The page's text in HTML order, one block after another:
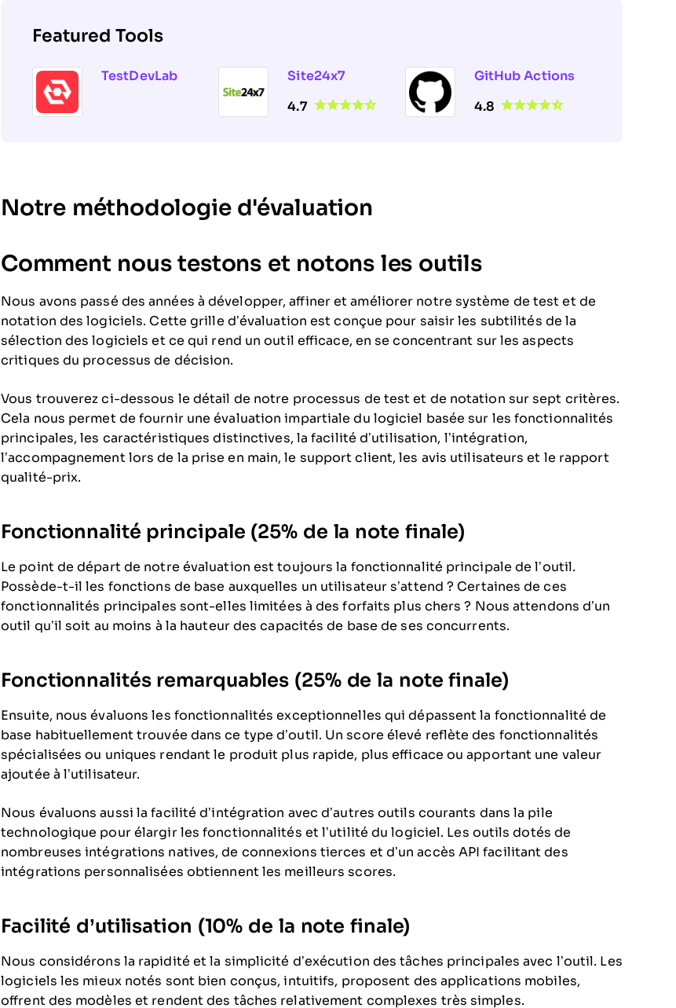
Featured Tools
TestDevLab Site24x7
4.7
GitHub Actions
4.8
Notre méthodologie d'évaluation
Comment nous testons et notons les outils
Nous avons passé des années à développer, affiner et améliorer notre système de test et de
notation des logiciels. Cette grille d’évaluation est conçue pour saisir les subtilités de la
sélection des logiciels et ce qui rend un outil efficace, en se concentrant sur les aspects
critiques du processus de décision.
Vous trouverez ci-dessous le détail de notre processus de test et de notation sur sept critères.
Cela nous permet de fournir une évaluation impartiale du logiciel basée sur les fonctionnalités
principales, les caractéristiques distinctives, la facilité d’utilisation, l’intégration,
l’accompagnement lors de la prise en main, le support client, les avis utilisateurs et le rapport
qualité-prix.
Fonctionnalité principale (25% de la note finale)
Le point de départ de notre évaluation est toujours la fonctionnalité principale de l’outil.
Possède-t-il les fonctions de base auxquelles un utilisateur s’attend ? Certaines de ces
fonctionnalités principales sont-elles limitées à des forfaits plus chers ? Nous attendons d’un
outil qu’il soit au moins à la hauteur des capacités de base de ses concurrents.
Fonctionnalités remarquables (25% de la note finale)
Ensuite, nous évaluons les fonctionnalités exceptionnelles qui dépassent la fonctionnalité de
base habituellement trouvée dans ce type d’outil. Un score élevé reflète des fonctionnalités
spécialisées ou uniques rendant le produit plus rapide, plus efficace ou apportant une valeur
ajoutée à l’utilisateur.
Nous évaluons aussi la facilité d’intégration avec d’autres outils courants dans la pile
technologique pour élargir les fonctionnalités et l’utilité du logiciel. Les outils dotés de
nombreuses intégrations natives, de connexions tierces et d’un accès API facilitant des
intégrations personnalisées obtiennent les meilleurs scores.
Facilité d’utilisation (10% de la note finale)
Nous considérons la rapidité et la simplicité d’exécution des tâches principales avec l’outil. Les
logiciels les mieux notés sont bien conçus, intuitifs, proposent des applications mobiles,
offrent des modèles et rendent des tâches relativement complexes très simples.